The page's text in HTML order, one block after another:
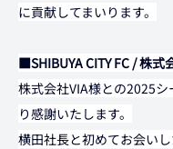
に貢献してまいります。
■SHIBUYA CITY FC / 株式
株式会社VIA様との2025
り感謝いたします。
横田社長と初めてお会い